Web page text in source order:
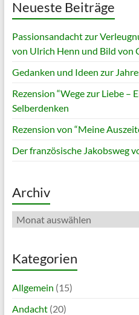
Neueste Beiträge
Passionsandacht zur
von Ulrich Henn und Bild von
Gedanken und Ideen zur
Rezension “Wege zur Liebe –
Selberdenken
Rezension von “Meine
Der französische Jakobsweg
Archiv
Archiv
Kategorien
Allgemein (15)
Andacht(20)